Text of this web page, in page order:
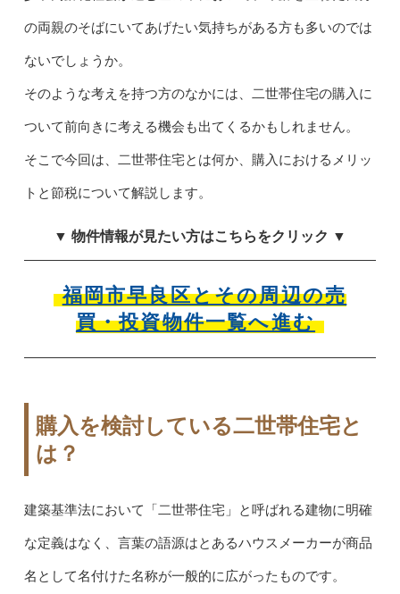
の両親のそばにいてあげたい気持ちがある方も多いのでは
ないでしょうか。
そのような考えを持つ方のなかには、二世帯住宅の購入に
ついて前向きに考える機会も出てくるかもしれません。
そこで今回は、二世帯住宅とは何か、購入におけるメリッ
トと節税について解説します。
▼ 物件情報が見たい方はこちらをクリック ▼
福岡市早良区とその周辺の売
買・投資物件一覧へ進む
購入を検討している二世帯住宅と
は？
建築基準法において「二世帯住宅」と呼ばれる建物に明確
な定義はなく、言葉の語源はとあるハウスメーカーが商品
名として名付けた名称が一般的に広がったものです。